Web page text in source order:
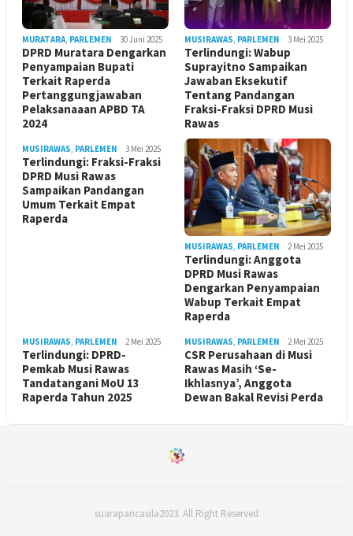
MURATARA, PARLEMEN 30 Juni 2025
DPRD Muratara Dengarkan
Penyampaian Bupati
Terkait Raperda
Pertanggungjawaban
Pelaksanaaan APBD TA
2024
MUSIRAWAS, PARLEMEN 3 Mei 2025
Terlindungi: Wabup
Suprayitno Sampaikan
Jawaban Eksekutif
Tentang Pandangan
Fraksi-Fraksi DPRD Musi
Rawas
MUSIRAWAS, PARLEMEN 3 Mei 2025
Terlindungi: Fraksi-Fraksi
DPRD Musi Rawas
Sampaikan Pandangan
Umum Terkait Empat
Raperda
MUSIRAWAS, PARLEMEN 2 Mei 2025
Terlindungi: Anggota
DPRD Musi Rawas
Dengarkan Penyampaian
Wabup Terkait Empat
Raperda
MUSIRAWAS, PARLEMEN 2 Mei 2025
Terlindungi: DPRD-
Pemkab Musi Rawas
Tandatangani MoU 13
Raperda Tahun 2025
MUSIRAWAS, PARLEMEN 2 Mei 2025
CSR Perusahaan di Musi
Rawas Masih ‘Se-
Ikhlasnya’, Anggota
Dewan Bakal Revisi Perda ‎
suarapancasila2023. All Right Reserved